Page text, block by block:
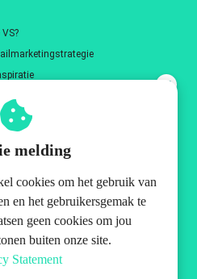
whitepaper e-
non-profits en
doelen!
melding
cookies om het gebruik van
en het gebruikersgemak te
geen cookies om jou
buiten onze site.
Statement